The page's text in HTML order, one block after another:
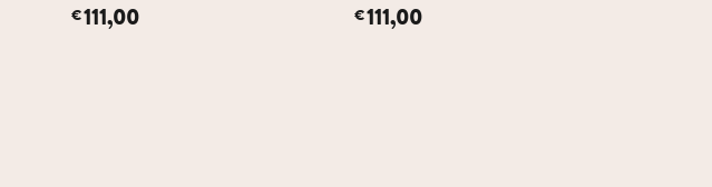
€111,00 €111,00